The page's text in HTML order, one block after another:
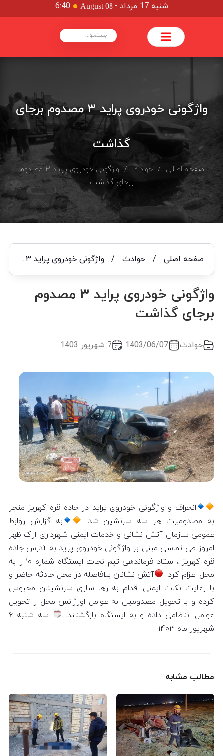
شنبه 17 مرداد -
August 08
6:40
واژگونی خودروی پراید ۳ مصدوم برجای
گذاشت
صفحه اصلی /حوادث
/ واژگونی خودروی پراید ۳ مصدوم
برجای گذاشت
صفحه اصلی/ حوادث/ واژگونی خودروی پراید ۳ مصدوم برجای گذاشت
واژگونی خودروی پراید ۳ مصدوم
برجای گذاشت
حوادث 1403/06/07 7 شهریور 1403
انحراف و واژگونی خودروی پراید در جاده قره کهریز منجر
به مصدومیت هر سه سرنشین شد.
به گزارش روابط
عمومی سازمان آتش نشانی و خدمات ایمنی شهرداری اراک ظهر
امروز طی تماسی مبنی بر واژگونی خودروی پراید به آدرس جاده
قره کهریز ، ستاد فرماندهی تیم نجات ایستگاه شماره ۱۰ را به
محل اعزام کرد.
آتش نشانان بلافاصله در محل حادثه حاضر و
با رعایت نکات ایمنی اقدام به رها سازی سرنشینان محبوس
کرده و با تحویل مصدومین به عوامل اورژانس محل را تحویل
عوامل انتظامی داده و به ایستگاه بازگشتند.
سه شنبه ۶
شهریور ماه ۱۴۰۳
مطالب مشابه